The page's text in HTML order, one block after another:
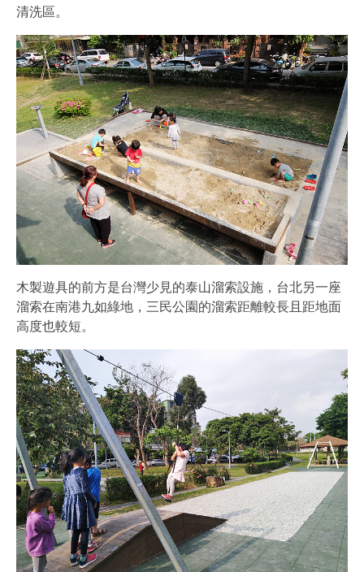
清洗區。
木製遊具的前方是台灣少見的泰山溜索設施，台北另一座
溜索在南港九如綠地，三民公園的溜索距離較長且距地面
高度也較短。